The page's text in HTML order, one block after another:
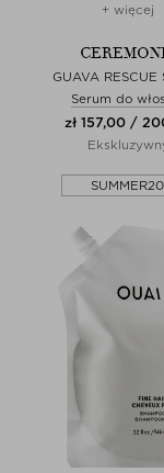
+ więcej
GUAVA RESCUE
Serum do
zł 157,00 /
SUMMER20